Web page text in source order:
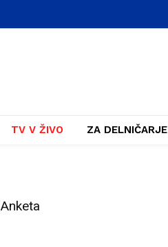
TV V ŽIVO ZA DELNIČARJE
Anketa